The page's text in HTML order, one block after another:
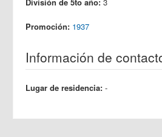
Promoción: 1937
Información de
Lugar de residencia: -